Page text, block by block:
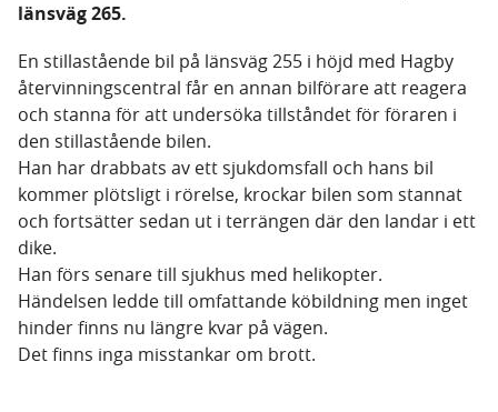
länsväg 265.
En stillastående bil på länsväg 255 i höjd med Hagby
återvinningscentral får en annan bilförare att reagera
och stanna för att undersöka tillståndet för föraren i
den stillastående bilen.
Han har drabbats av ett sjukdomsfall och hans bil
kommer plötsligt i rörelse, krockar bilen som stannat
och fortsätter sedan ut i terrängen där den landar i ett
dike.
Han förs senare till sjukhus med helikopter.
Händelsen ledde till omfattande köbildning men inget
hinder finns nu längre kvar på vägen.
Det finns inga misstankar om brott.